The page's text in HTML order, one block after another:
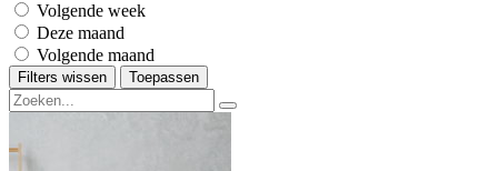
Volgende week
Deze maand
Volgende maand
Filters wissen Toepassen